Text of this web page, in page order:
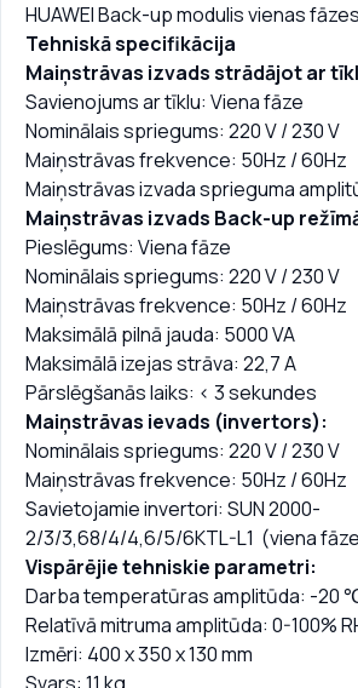
HUAWEI Back-up modulis vienas
Tehniskā specifikācija
Maiņstrāvas izvads strādājot ar
Savienojums ar tīklu: Viena fāze
Nominālais spriegums: 220 V / 230 V
Maiņstrāvas frekvence: 50Hz / 60Hz
Maiņstrāvas izvada sprieguma
Maiņstrāvas izvads Back-up
Pieslēgums: Viena fāze
Nominālais spriegums: 220 V / 230 V
Maiņstrāvas frekvence: 50Hz / 60Hz
Maksimālā pilnā jauda: 5000 VA
Maksimālā izejas strāva: 22,7 A
Pārslēgšanās laiks: < 3 sekundes
Maiņstrāvas ievads (invertors):
Nominālais spriegums: 220 V / 230 V
Maiņstrāvas frekvence: 50Hz / 60Hz
Savietojamie invertori: SUN 2000-
2/3/3,68/4/4,6/5/6KTL-L1 (viena
Vispārējie tehniskie parametri:
Darba temperatūras amplitūda: -20
Relatīvā mitruma amplitūda: 0-100%
Izmēri: 400 x 350 x 130 mm